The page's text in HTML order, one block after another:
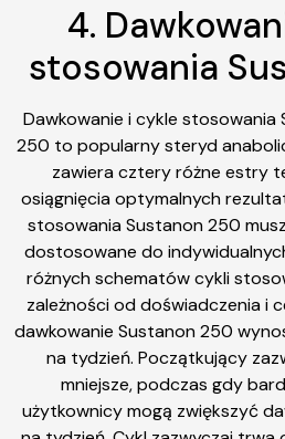
4.
stosowania
Dawkowanie i cykle
250 to popularny steryd
zawiera cztery różne estry
osiągnięcia optymalnych
stosowania Sustanon 250
dostosowane do
różnych schematów cykli
zależności od doświadczenia i
dawkowanie Sustanon 250
na tydzień. Początkujący
mniejsze, podczas gdy
użytkownicy mogą zwiększyć